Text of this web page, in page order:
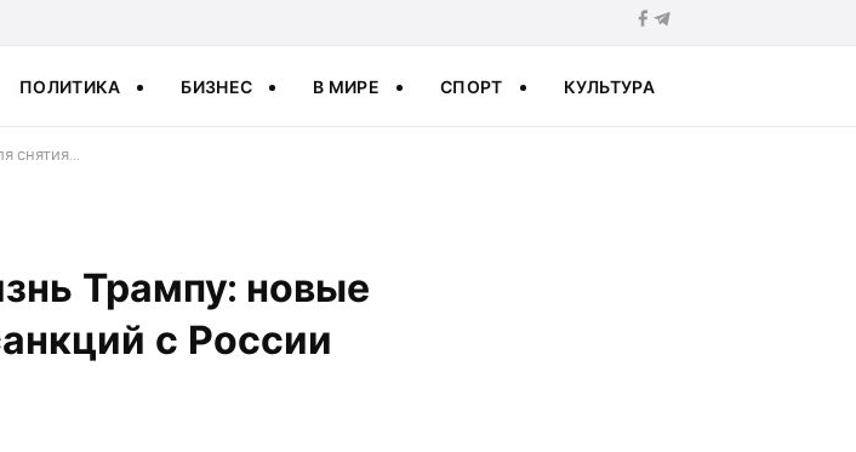
ПОЛИТИКА БИЗНЕС В МИРЕ СПОРТ КУЛЬТУРА
снятия…
Трампу: новые
с России